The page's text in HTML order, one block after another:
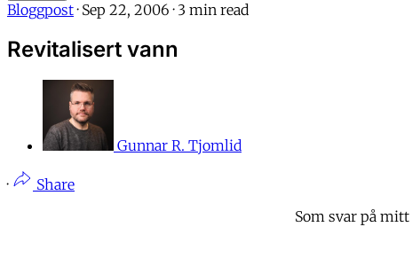
Bloggpost · Sep 22, 2006 · 3 min read
Revitalisert vann
Gunnar R. Tjomlid
·
Share
Som svar på mitt